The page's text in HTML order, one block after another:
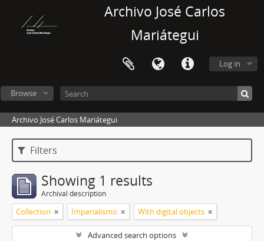
Archivo José Carlos
Mariátegui
Log in
Browse
Archivo José Carlos Mariátegui
Filters
Showing 1 results
Archival description
Collection Imperialismo With digital objects
Advanced search options